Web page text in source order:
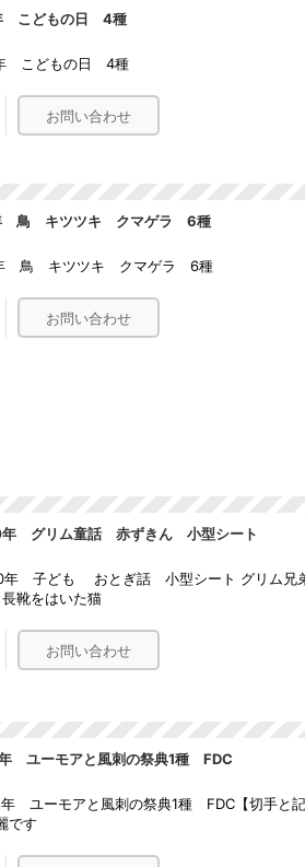
こどもの日 4種
こどもの日 4種
鳥 キツツキ クマゲラ 6種
年 鳥 キツツキ クマゲラ 6種
グリム童話 赤ずきん 小型シート
年 子ども おとぎ話 小型シート グリム兄
靴をはいた猫
ユーモアと風刺の祭典1種 FDC
ユーモアと風刺の祭典1種 FDC【切手と
です